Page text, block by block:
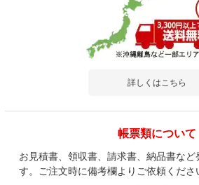
詳しくはこちら
帳票類について
お見積書、領収書、請求書、納品書など
す。ご注文時に備考欄よりご依頼くださ